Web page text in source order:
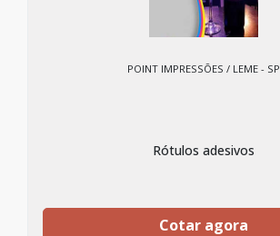
POINT IMPRESSÕES / LEME - SP
Rótulos adesivos
Cotar agora